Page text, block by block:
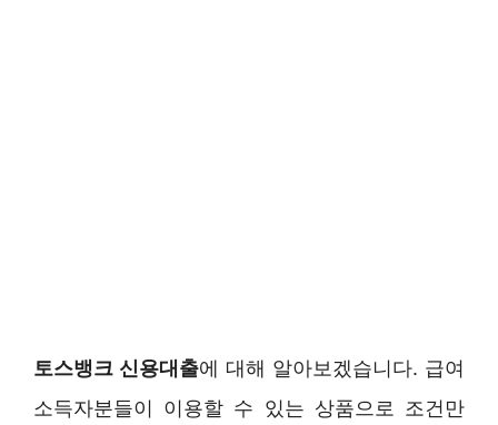
토스뱅크 신용대출에 대해 알아보겠습니다. 급여
소득자분들이 이용할 수 있는 상품으로 조건만